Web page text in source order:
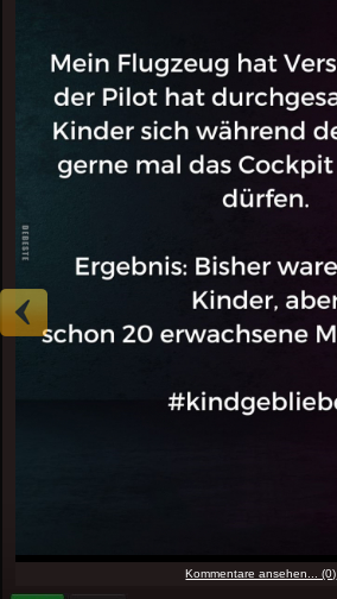
Kommentare ansehen... (0)